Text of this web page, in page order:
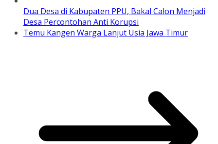
Dua Desa di Kabupaten PPU, Bakal Calon Menjadi
Desa Percontohan Anti Korupsi
Temu Kangen Warga Lanjut Usia Jawa Timur